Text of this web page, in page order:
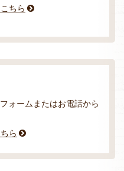
ちら
ォームまたはお電話から
ら